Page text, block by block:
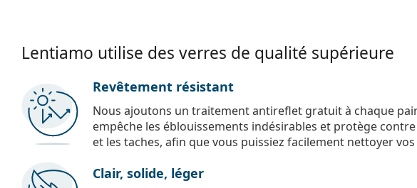
Lentiamo utilise des verres de qualité supérieure
Revêtement résistant
Nous ajoutons un traitement antireflet gratuit à chaque
empêche les éblouissements indésirables et protège
et les taches, afin que vous puissiez facilement nettoyer
Clair, solide, léger